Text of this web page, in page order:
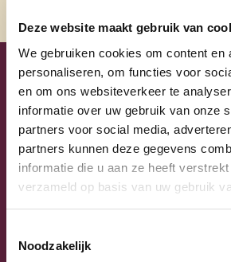
Deze website maakt gebruik van
We gebruiken cookies om content en
personaliseren, om functies voor
en om ons websiteverkeer te
informatie over uw gebruik van onze
partners voor social media,
partners kunnen deze gegevens
informatie die u aan ze heeft
verzameld op basis van uw gebruik
Noodzakelijk
Uw